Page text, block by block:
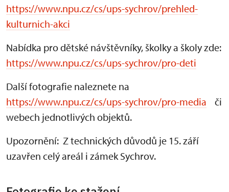
https://www.npu.cz/cs/ups-sychrov/prehled-
kulturnich-akci
Nabídka pro dětské návštěvníky, školky a školy zde:
https://www.npu.cz/cs/ups-sychrov/pro-deti
Další fotografie naleznete na
https://www.npu.cz/cs/ups-sychrov/pro-media či
webech jednotlivých objektů.
Upozornění: Z technických důvodů je 15. září
uzavřen celý areál i zámek Sychrov.